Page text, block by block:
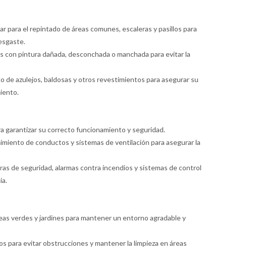
para el repintado de áreas comunes, escaleras y pasillos para
con pintura dañada, desconchada o manchada para evitar la
de azulejos, baldosas y otros revestimientos para asegurar su
garantizar su correcto funcionamiento y seguridad.
de conductos y sistemas de ventilación para asegurar la
de seguridad, alarmas contra incendios y sistemas de control
verdes y jardines para mantener un entorno agradable y
para evitar obstrucciones y mantener la limpieza en áreas